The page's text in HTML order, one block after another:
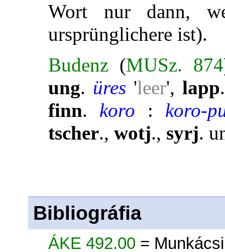
Wort nur dann,
ursprünglichere ist).
Budenz (MUSz. 874
ung. üres 'leer',lapp
finn. koro : koro-
tscher., wotj., syrj.
Bibliográfia
ÁKE 492.00 =